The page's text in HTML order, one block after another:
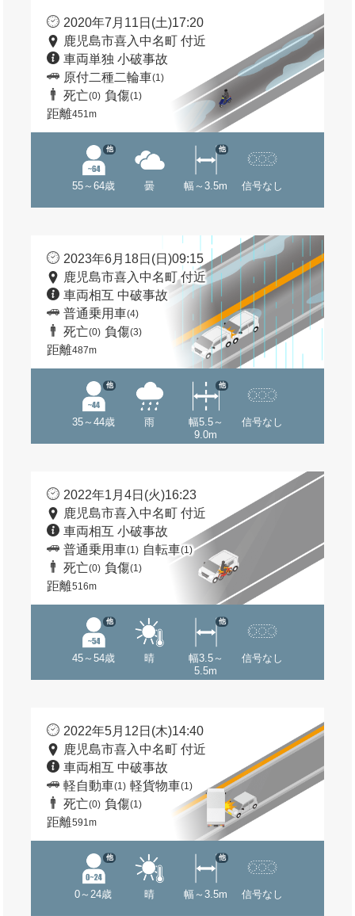
2020年7月11日(土)17:20
鹿児島市喜入中名町 付近
車両単独 小破事故
原付二種二輪車(1)
死亡(0) 負傷(1)
距離451m
55～64歳
他
曇 幅～3.5m
他
信号なし
2023年6月18日(日)09:15
鹿児島市喜入中名町 付近
車両相互 中破事故
普通乗用車(4)
死亡(0) 負傷(3)
距離487m
35～44歳
他
雨
幅5.5～
9.0m
他
信号なし
2022年1月4日(火)16:23
鹿児島市喜入中名町 付近
車両相互 小破事故
普通乗用車(1) 自転車(1)
死亡(0) 負傷(1)
距離516m
45～54歳
他
晴
幅3.5～
5.5m
他
信号なし
2022年5月12日(木)14:40
鹿児島市喜入中名町 付近
車両相互 中破事故
軽自動車(1) 軽貨物車(1)
死亡(0) 負傷(1)
距離591m
0～24歳
他
晴 幅～3.5m
他
信号なし